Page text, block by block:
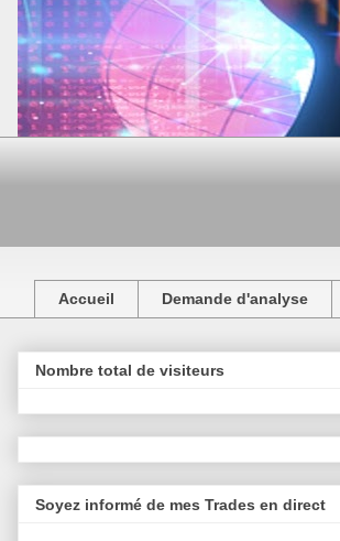
Accueil Demande d'analyse
Nombre total de visiteurs
Soyez informé de mes Trades en direct